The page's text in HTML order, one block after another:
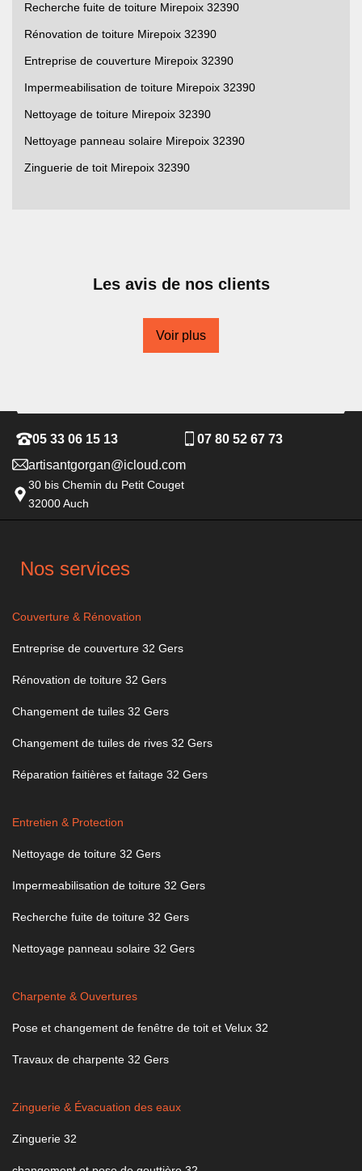
Recherche fuite de toiture Mirepoix 32390
Rénovation de toiture Mirepoix 32390
Entreprise de couverture Mirepoix 32390
Impermeabilisation de toiture Mirepoix 32390
Nettoyage de toiture Mirepoix 32390
Nettoyage panneau solaire Mirepoix 32390
Zinguerie de toit Mirepoix 32390
Les avis de nos clients
Voir plus
05 33 06 15 13
07 80 52 67 73
artisantgorgan@icloud.com
30 bis Chemin du Petit Couget
32000 Auch
Nos services
Couverture & Rénovation
Entreprise de couverture 32 Gers
Rénovation de toiture 32 Gers
Changement de tuiles 32 Gers
Changement de tuiles de rives 32 Gers
Réparation faitières et faitage 32 Gers
Entretien & Protection
Nettoyage de toiture 32 Gers
Impermeabilisation de toiture 32 Gers
Recherche fuite de toiture 32 Gers
Nettoyage panneau solaire 32 Gers
Charpente & Ouvertures
Pose et changement de fenêtre de toit et Velux 32
Travaux de charpente 32 Gers
Zinguerie & Évacuation des eaux
Zinguerie 32